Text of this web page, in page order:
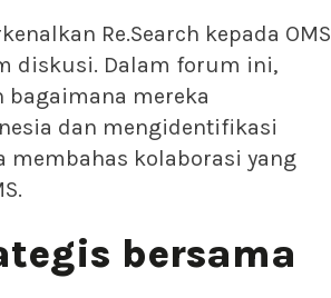
Re.Search kepada OMS
diskusi. Dalam forum ini,
mereka
dan mengidentifikasi
kolaborasi yang
bersama